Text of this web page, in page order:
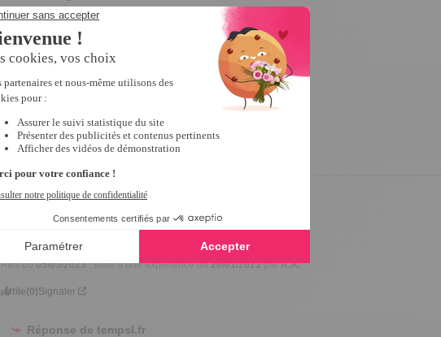
Avis du06/04/2023 , suite à une expérience du 09/03/2023
Utile(0)Signaler
Réponse detempsl.fr
Bonjour JEAN-PIERRE,
Excellente journée.
Abir.
5/5
Avis vérifié
tres bien
Avis du05/03/2023 , suite à une expérience du26/01/2023 parA.A.
Utile(0)Signaler
Réponse detempsl.fr